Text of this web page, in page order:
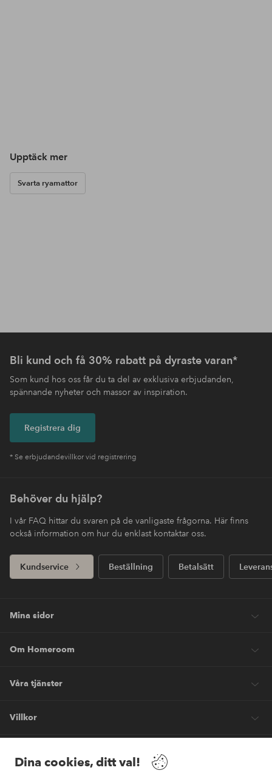
Dina cookies, ditt val!
Upptäck mer
Svarta ryamattor
Bli kund och få 30% rabatt på dyraste varan*
Som kund hos oss får du ta del av exklusiva erbjudanden,
spännande nyheter och massor av inspiration.
Registrera dig
* Se erbjudandevillkor vid registrering
Behöver du hjälp?
I vår FAQ hittar du svaren på de vanligaste frågorna. Här finns
också information om hur du enklast kontaktar oss.
Kundservice Beställning Betalsätt
Mina sidor
Om Homeroom
Våra tjänster
Villkor